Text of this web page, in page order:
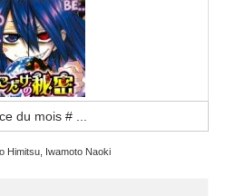
du mois #
Himitsu, Iwamoto Naoki